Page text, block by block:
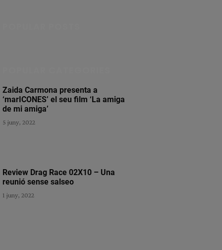
Zaida Carmona presenta a
‘marICONES’ el seu film ‘La amiga
de mi amiga’
5 juny, 2022
Review Drag Race 02X10 – Una
reunió sense salseo
1 juny, 2022